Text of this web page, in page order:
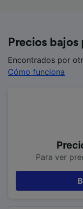
Precios bajos
Encontrados por
Cómo funciona
Para ver